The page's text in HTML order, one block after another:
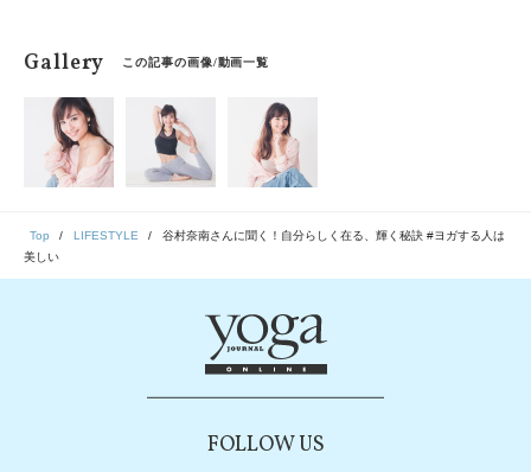
Gallery この記事の画像/動画一覧
Top LIFESTYLE
谷村奈南さんに聞く！自分らしく在る、輝く秘訣 #ヨガする人は
美しい
FOLLOW US